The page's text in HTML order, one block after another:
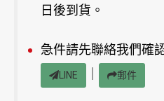
日後到貨。
急件請先聯絡我們確
LINE 郵件